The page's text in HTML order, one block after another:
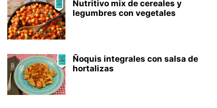
Nutritivo mix de cereales y
legumbres con vegetales
Ñoquis integrales con salsa de
hortalizas